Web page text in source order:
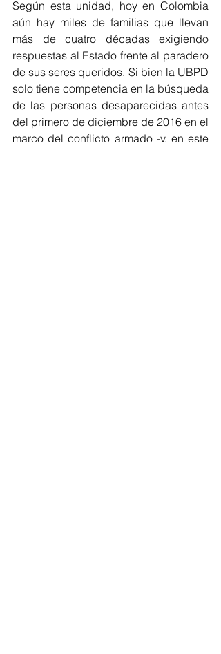
Según esta unidad, hoy en Colombia
aún hay miles de familias que llevan
más de cuatro décadas exigiendo
respuestas al Estado frente al paradero
de sus seres queridos. Si bien la UBPD
solo tiene competencia en la búsqueda
de las personas desaparecidas antes
del primero de diciembre de 2016 en el
marco del conflicto armado -y, en este